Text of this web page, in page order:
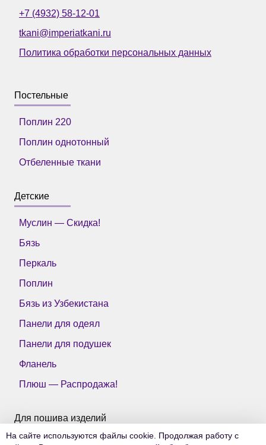
+7 (4932) 58-12-01
tkani@imperiatkani.ru
Политика обработки персональных данных
Постельные
Поплин 220
Поплин однотонный
Отбеленные ткани
Детские
Муслин — Скидка!
Бязь
Перкаль
Поплин
Бязь из Узбекистана
Панели для одеял
Панели для подушек
Фланель
Плюш — Распродажа!
Для пошива изделий
На сайте используются файлы cookie. Продолжая работу с